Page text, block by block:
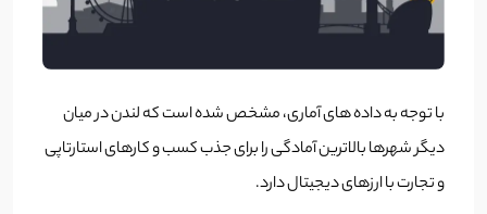
با توجه به داده های آماری، مشخص شده است که لندن در میان
دیگر شهرها بالاترین آمادگی را برای جذب کسب و کارهای استارتاپی
و تجارت با ارزهای دیجیتال دارد.